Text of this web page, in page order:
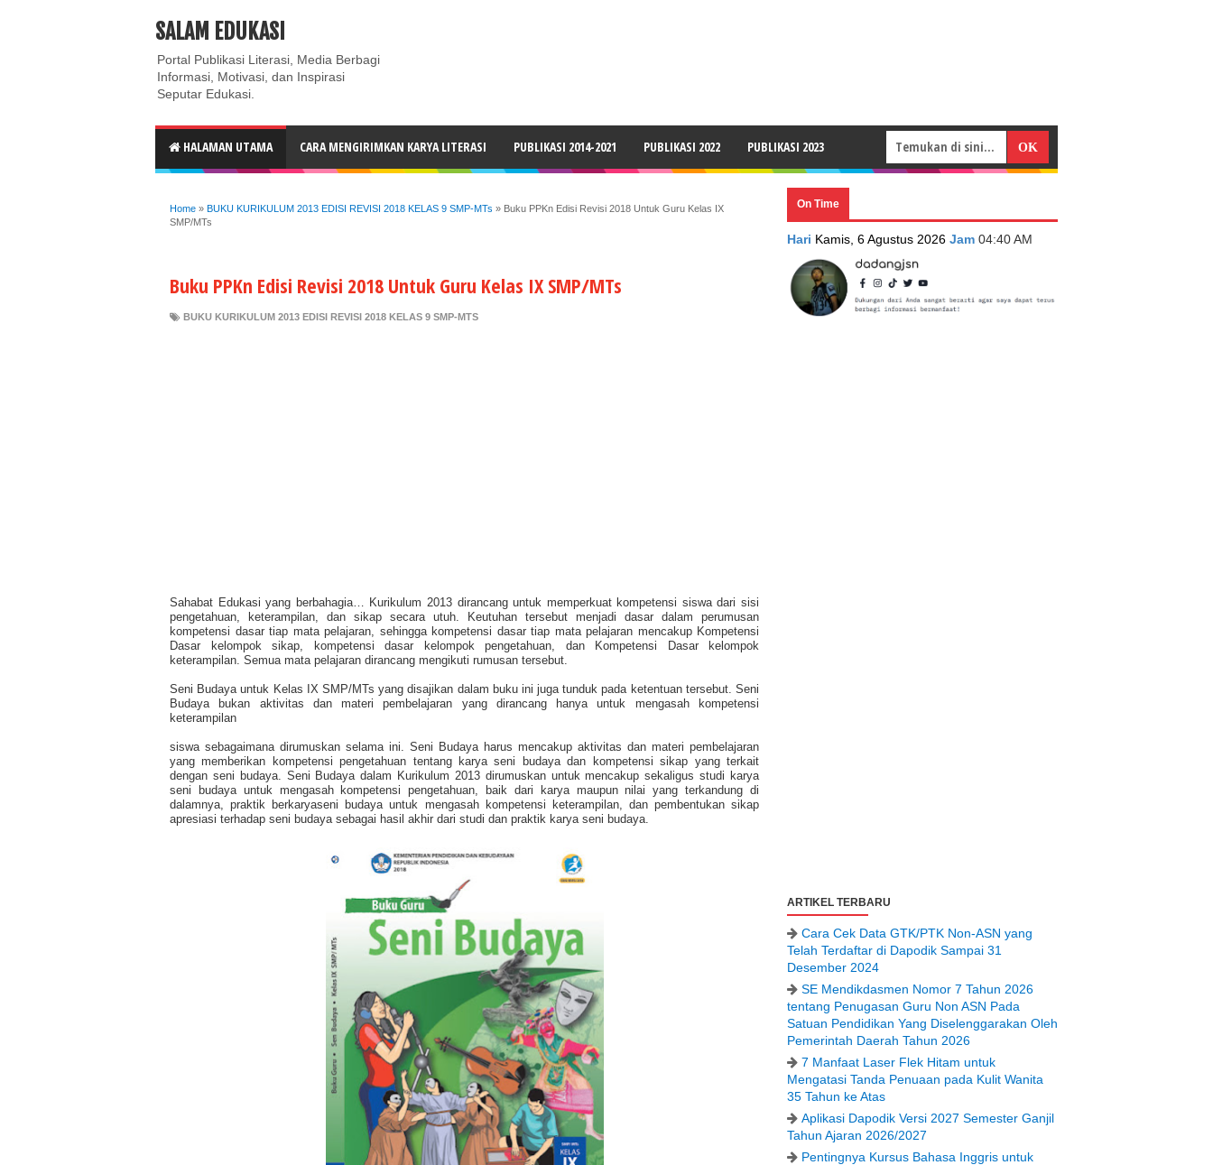
ABOUT CONTACT US
SALAM EDUKASI
Portal Publikasi Literasi, Media Berbagi
Informasi, Motivasi, dan Inspirasi
Seputar Edukasi.
HALAMAN UTAMA CARA MENGIRIMKAN KARYA LITERASI PUBLIKASI 2014-2021 PUBLIKASI 2022 PUBLIKASI 2023
Home » BUKU KURIKULUM 2013 EDISI REVISI 2018 KELAS 9 SMP-MTs » Buku PPKn Edisi Revisi 2018 Untuk Guru Kelas IX
SMP/MTs
Buku PPKn Edisi Revisi 2018 Untuk Guru Kelas IX SMP/MTs
BUKU KURIKULUM 2013 EDISI REVISI 2018 KELAS 9 SMP-MTS
Sahabat Edukasi yang berbahagia… Kurikulum 2013 dirancang untuk memperkuat kompetensi siswa dari sisi
pengetahuan, keterampilan, dan sikap secara utuh. Keutuhan tersebut menjadi dasar dalam perumusan
kompetensi dasar tiap mata pelajaran, sehingga kompetensi dasar tiap mata pelajaran mencakup Kompetensi
Dasar kelompok sikap, kompetensi dasar kelompok pengetahuan, dan Kompetensi Dasar kelompok
keterampilan. Semua mata pelajaran dirancang mengikuti rumusan tersebut.
Seni Budaya untuk Kelas IX SMP/MTs yang disajikan dalam buku ini juga tunduk pada ketentuan tersebut. Seni
Budaya bukan aktivitas dan materi pembelajaran yang dirancang hanya untuk mengasah kompetensi
keterampilan
siswa sebagaimana dirumuskan selama ini. Seni Budaya harus mencakup aktivitas dan materi pembelajaran
yang memberikan kompetensi pengetahuan tentang karya seni budaya dan kompetensi sikap yang terkait
dengan seni budaya. Seni Budaya dalam Kurikulum 2013 dirumuskan untuk mencakup sekaligus studi karya
seni budaya untuk mengasah kompetensi pengetahuan, baik dari karya maupun nilai yang terkandung di
dalamnya, praktik berkaryaseni budaya untuk mengasah kompetensi keterampilan, dan pembentukan sikap
apresiasi terhadap seni budaya sebagai hasil akhir dari studi dan praktik karya seni budaya.
On Time
Hari Kamis, 6 Agustus 2026 Jam 04:40 AM
ARTIKEL TERBARU
Cara Cek Data GTK/PTK Non-ASN yang
Telah Terdaftar di Dapodik Sampai 31
Desember 2024
SE Mendikdasmen Nomor 7 Tahun 2026
tentang Penugasan Guru Non ASN Pada
Satuan Pendidikan Yang Diselenggarakan Oleh
Pemerintah Daerah Tahun 2026
7 Manfaat Laser Flek Hitam untuk
Mengatasi Tanda Penuaan pada Kulit Wanita
35 Tahun ke Atas
Aplikasi Dapodik Versi 2027 Semester Ganjil
Tahun Ajaran 2026/2027
Pentingnya Kursus Bahasa Inggris untuk